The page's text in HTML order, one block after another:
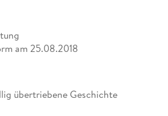
am 25.08.2018
übertriebene Geschichte